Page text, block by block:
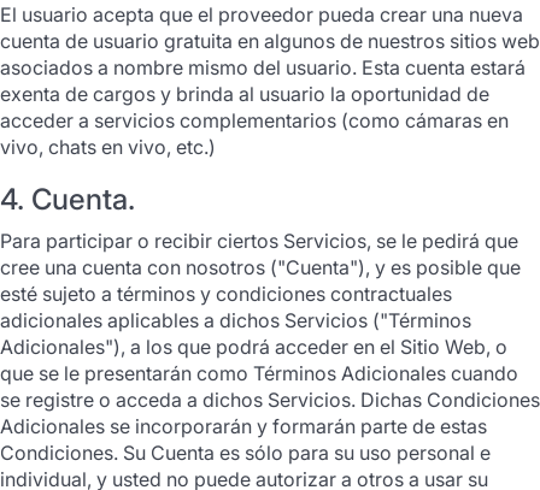
El usuario acepta que el proveedor pueda crear una nueva
cuenta de usuario gratuita en algunos de nuestros sitios web
asociados a nombre mismo del usuario. Esta cuenta estará
exenta de cargos y brinda al usuario la oportunidad de
acceder a servicios complementarios (como cámaras en
vivo, chats en vivo, etc.)
4. Cuenta.
Para participar o recibir ciertos Servicios, se le pedirá que
cree una cuenta con nosotros ("Cuenta"), y es posible que
esté sujeto a términos y condiciones contractuales
adicionales aplicables a dichos Servicios ("Términos
Adicionales"), a los que podrá acceder en el Sitio Web, o
que se le presentarán como Términos Adicionales cuando
se registre o acceda a dichos Servicios. Dichas Condiciones
Adicionales se incorporarán y formarán parte de estas
Condiciones. Su Cuenta es sólo para su uso personal e
individual, y usted no puede autorizar a otros a usar su